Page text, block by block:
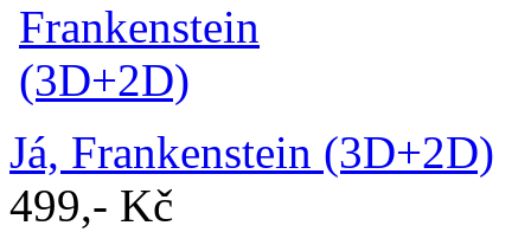
Já, Frankenstein (3D+2D)
499,- Kč